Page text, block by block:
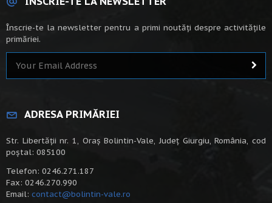
Înscrie-te la newsletter pentru a primi noutăți despre activitățile
primăriei.
ADRESA PRIMĂRIEI
Str. Libertății nr. 1, Oraș Bolintin-Vale, Județ Giurgiu, România, cod
poștal: 085100
Telefon: 0246.271.187
Fax: 0246.270.990
Email: contact@bolintin-vale.ro